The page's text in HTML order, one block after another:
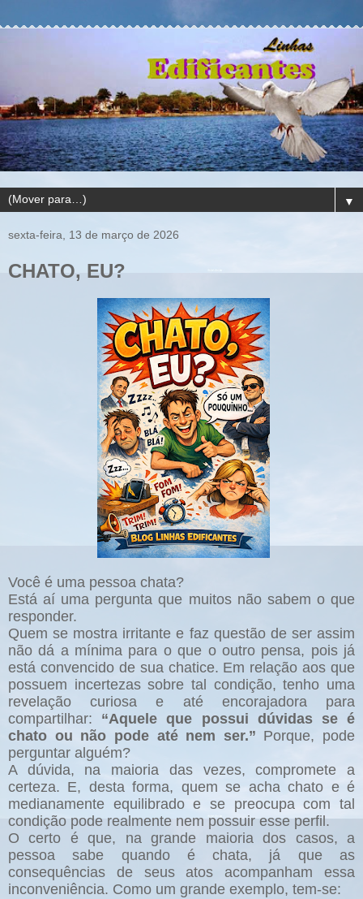
▼
sexta-feira, 13 de março de 2026
CHATO, EU?
Você é uma pessoa chata?
Está aí uma pergunta que muitos não sabem o que
responder.
Quem se mostra irritante e faz questão de ser assim
não dá a mínima para o que o outro pensa, pois já
está convencido de sua chatice. Em relação aos que
possuem incertezas sobre tal condição, tenho uma
revelação curiosa e até encorajadora para
compartilhar: “Aquele que possui dúvidas se é
chato ou não pode até nem ser.” Porque, pode
perguntar alguém?
A dúvida, na maioria das vezes, compromete a
certeza. E, desta forma, quem se acha chato e é
medianamente equilibrado e se preocupa com tal
condição pode realmente nem possuir esse perfil.
O certo é que, na grande maioria dos casos, a
pessoa sabe quando é chata, já que as
consequências de seus atos acompanham essa
inconveniência. Como um grande exemplo, tem-se: